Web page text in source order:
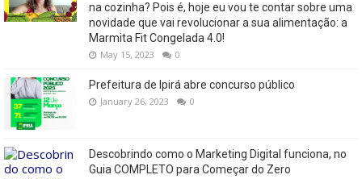
na cozinha? Pois é, hoje eu vou te contar sobre uma
novidade que vai revolucionar a sua alimentação: a
Marmita Fit Congelada 4.0!
May 15, 2023 0
Prefeitura de Ipirá abre concurso público
January 26, 2023 0
Descobrindo como o Marketing Digital funciona, no
Guia COMPLETO para Começar do Zero